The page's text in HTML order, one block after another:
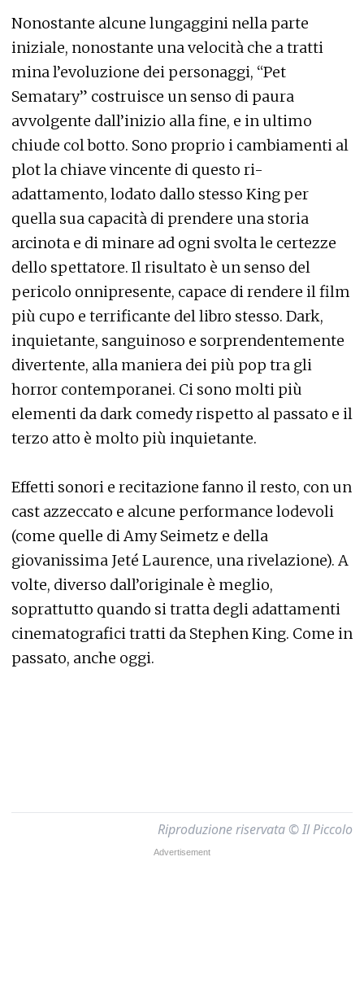
Nonostante alcune lungaggini nella parte
iniziale, nonostante una velocità che a tratti
mina l’evoluzione dei personaggi, “Pet
Sematary” costruisce un senso di paura
avvolgente dall’inizio alla fine, e in ultimo
chiude col botto. Sono proprio i cambiamenti al
plot la chiave vincente di questo ri-
adattamento, lodato dallo stesso King per
quella sua capacità di prendere una storia
arcinota e di minare ad ogni svolta le certezze
dello spettatore. Il risultato è un senso del
pericolo onnipresente, capace di rendere il film
più cupo e terrificante del libro stesso. Dark,
inquietante, sanguinoso e sorprendentemente
divertente, alla maniera dei più pop tra gli
horror contemporanei. Ci sono molti più
elementi da dark comedy rispetto al passato e il
terzo atto è molto più inquietante.
Effetti sonori e recitazione fanno il resto, con un
cast azzeccato e alcune performance lodevoli
(come quelle di Amy Seimetz e della
giovanissima Jeté Laurence, una rivelazione). A
volte, diverso dall’originale è meglio,
soprattutto quando si tratta degli adattamenti
cinematografici tratti da Stephen King. Come in
passato, anche oggi.
Riproduzione riservata © Il Piccolo